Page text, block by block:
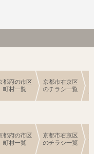
都府の市区
町村一覧
京都市右京区
のチラシ一覧
都府の市区
町村一覧
京都市右京区
のチラシ一覧